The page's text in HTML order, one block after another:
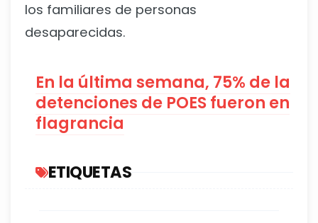
los familiares de personas
desaparecidas.
En la última semana, 75% de la
detenciones de POES fueron en
flagrancia
ETIQUETAS